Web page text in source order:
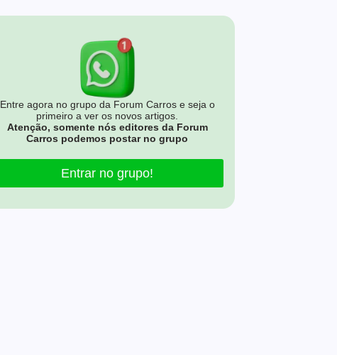
Entre agora no grupo da Forum Carros e seja o
primeiro a ver os novos artigos.
Atenção, somente nós editores da Forum
Carros podemos postar no grupo
Entrar no grupo!